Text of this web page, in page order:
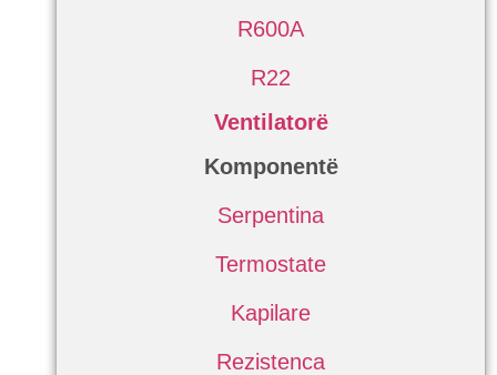
R600A
R22
Ventilatorë
Komponentë
Serpentina
Termostate
Kapilare
Rezistenca